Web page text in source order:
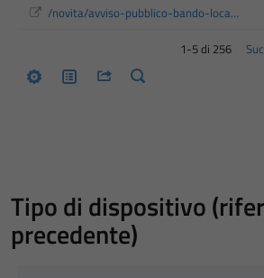
Tipo di dispositivo
precedente)